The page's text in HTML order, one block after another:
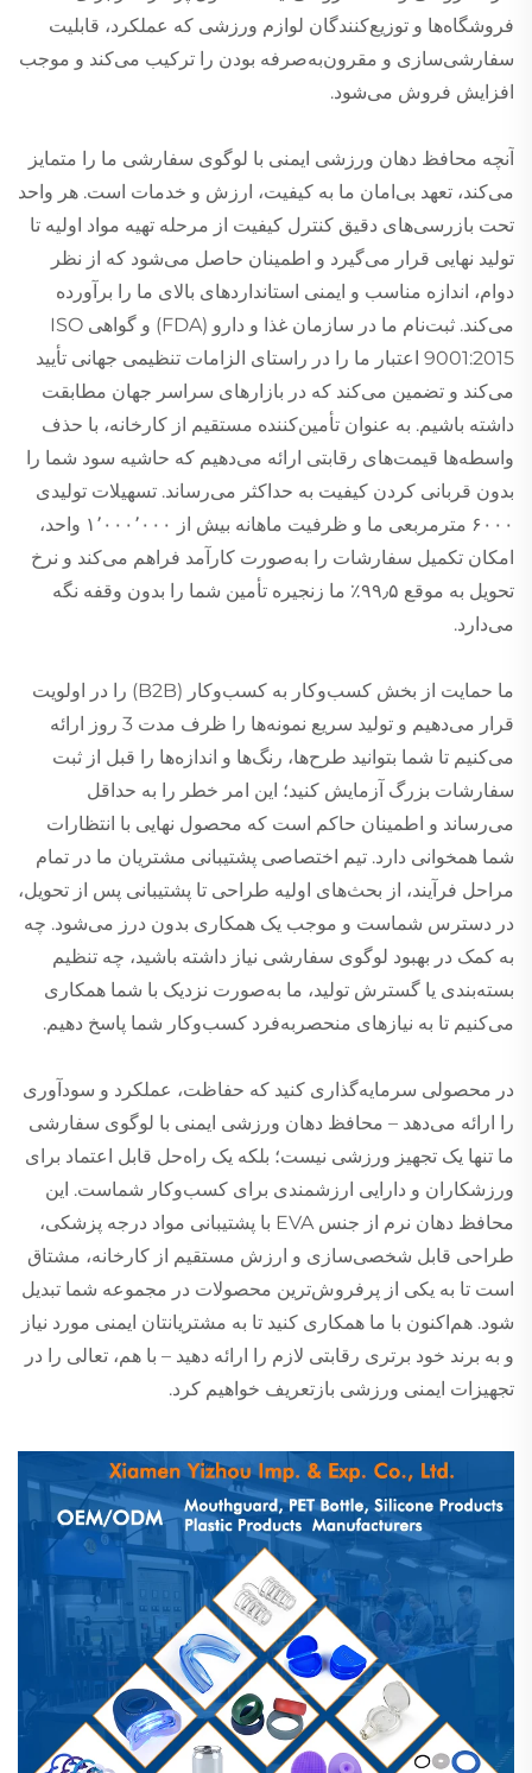
فروشگاه‌ها و توزیع‌کنندگان لوازم ورزشی که عملکرد، قابلیت
سفارشی‌سازی و مقرون‌به‌صرفه بودن را ترکیب می‌کند و موجب
افزایش فروش می‌شود.
آنچه محافظ دهان ورزشی ایمنی با لوگوی سفارشی ما را متمایز
می‌کند، تعهد بی‌امان ما به کیفیت، ارزش و خدمات است. هر واحد
تحت بازرسی‌های دقیق کنترل کیفیت از مرحله تهیه مواد اولیه تا
تولید نهایی قرار می‌گیرد و اطمینان حاصل می‌شود که از نظر
دوام، اندازه مناسب و ایمنی استانداردهای بالای ما را برآورده
می‌کند. ثبت‌نام ما در سازمان غذا و دارو (FDA) و گواهی ISO
9001:2015 اعتبار ما را در راستای الزامات تنظیمی جهانی تأیید
می‌کند و تضمین می‌کند که در بازارهای سراسر جهان مطابقت
داشته باشیم. به عنوان تأمین‌کننده مستقیم از کارخانه، با حذف
واسطه‌ها قیمت‌های رقابتی ارائه می‌دهیم که حاشیه سود شما را
بدون قربانی کردن کیفیت به حداکثر می‌رساند. تسهیلات تولیدی
۶۰۰۰ مترمربعی ما و ظرفیت ماهانه بیش از ۱٬۰۰۰٬۰۰۰ واحد،
امکان تکمیل سفارشات را به‌صورت کارآمد فراهم می‌کند و نرخ
تحویل به موقع ۹۹٫۵٪ ما زنجیره تأمین شما را بدون وقفه نگه
می‌دارد.
ما حمایت از بخش کسب‌وکار به کسب‌وکار (B2B) را در اولویت
قرار می‌دهیم و تولید سریع نمونه‌ها را ظرف مدت 3 روز ارائه
می‌کنیم تا شما بتوانید طرح‌ها، رنگ‌ها و اندازه‌ها را قبل از ثبت
سفارشات بزرگ آزمایش کنید؛ این امر خطر را به حداقل
می‌رساند و اطمینان حاکم است که محصول نهایی با انتظارات
شما همخوانی دارد. تیم اختصاصی پشتیبانی مشتریان ما در تمام
مراحل فرآیند، از بحث‌های اولیه طراحی تا پشتیبانی پس از تحویل،
در دسترس شماست و موجب یک همکاری بدون درز می‌شود. چه
به کمک در بهبود لوگوی سفارشی نیاز داشته باشید، چه تنظیم
بسته‌بندی یا گسترش تولید، ما به‌صورت نزدیک با شما همکاری
می‌کنیم تا به نیازهای منحصربه‌فرد کسب‌وکار شما پاسخ دهیم.
در محصولی سرمایه‌گذاری کنید که حفاظت، عملکرد و سودآوری
را ارائه می‌دهد – محافظ دهان ورزشی ایمنی با لوگوی سفارشی
ما تنها یک تجهیز ورزشی نیست؛ بلکه یک راه‌حل قابل اعتماد برای
ورزشکاران و دارایی ارزشمندی برای کسب‌وکار شماست. این
محافظ دهان نرم از جنس EVA با پشتیبانی مواد درجه پزشکی،
طراحی قابل شخصی‌سازی و ارزش مستقیم از کارخانه، مشتاق
است تا به یکی از پرفروش‌ترین محصولات در مجموعه شما تبدیل
شود. هم‌اکنون با ما همکاری کنید تا به مشتریانتان ایمنی مورد نیاز
و به برند خود برتری رقابتی لازم را ارائه دهید – با هم، تعالی را در
تجهیزات ایمنی ورزشی بازتعریف خواهیم کرد.